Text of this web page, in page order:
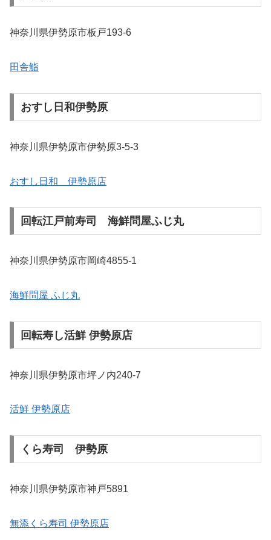
神奈川県伊勢原市板戸193-6
田舎鮨
おすし日和伊勢原
神奈川県伊勢原市伊勢原3-5-3
おすし日和 伊勢原店
回転江戸前寿司 海鮮問屋ふじ丸
神奈川県伊勢原市岡崎4855-1
海鮮問屋 ふじ丸
回転寿し活鮮 伊勢原店
神奈川県伊勢原市坪ノ内240-7
活鮮 伊勢原店
くら寿司 伊勢原
神奈川県伊勢原市神戸5891
無添くら寿司 伊勢原店